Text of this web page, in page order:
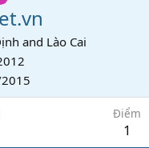
and Lào Cai
Điểm
1